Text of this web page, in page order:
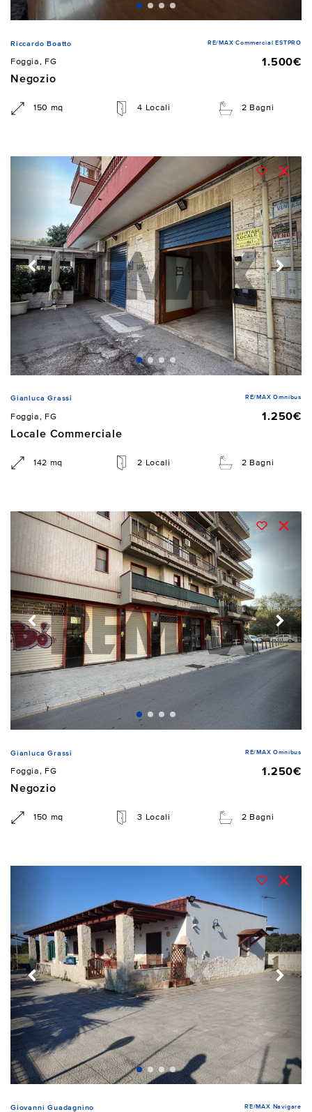
Riccardo Boatto RE/MAX Commercial ESTPRO
Foggia, FG
1.500€
Negozio
150 mq 4 Locali 2 Bagni
Gianluca Grassi RE/MAX Omnibus
Foggia, FG
1.250€
Locale Commerciale
142 mq 2 Locali 2 Bagni
Gianluca Grassi RE/MAX Omnibus
Foggia, FG
1.250€
Negozio
150 mq 3 Locali 2 Bagni
Giovanni Guadagnino RE/MAX Navigare